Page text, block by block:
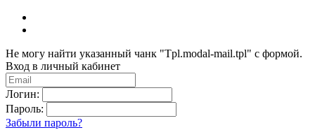
Не могу найти указанный чанк "Tpl.modal-mail.tpl" с формой.
Вход в личный кабинет
Логин:
Пароль:
Забыли пароль?